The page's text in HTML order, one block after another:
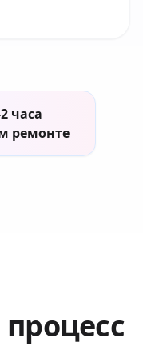
часа
ремонте